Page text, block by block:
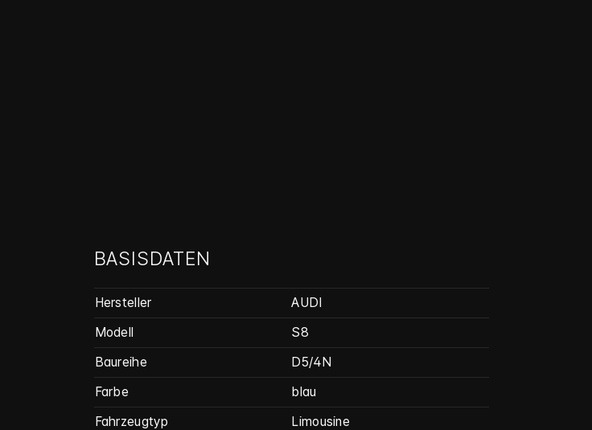
BASISDATEN
Hersteller
AUDI
Modell
S8
Baureihe
D5/4N
Farbe
blau
Fahrzeugtyp
Limousine